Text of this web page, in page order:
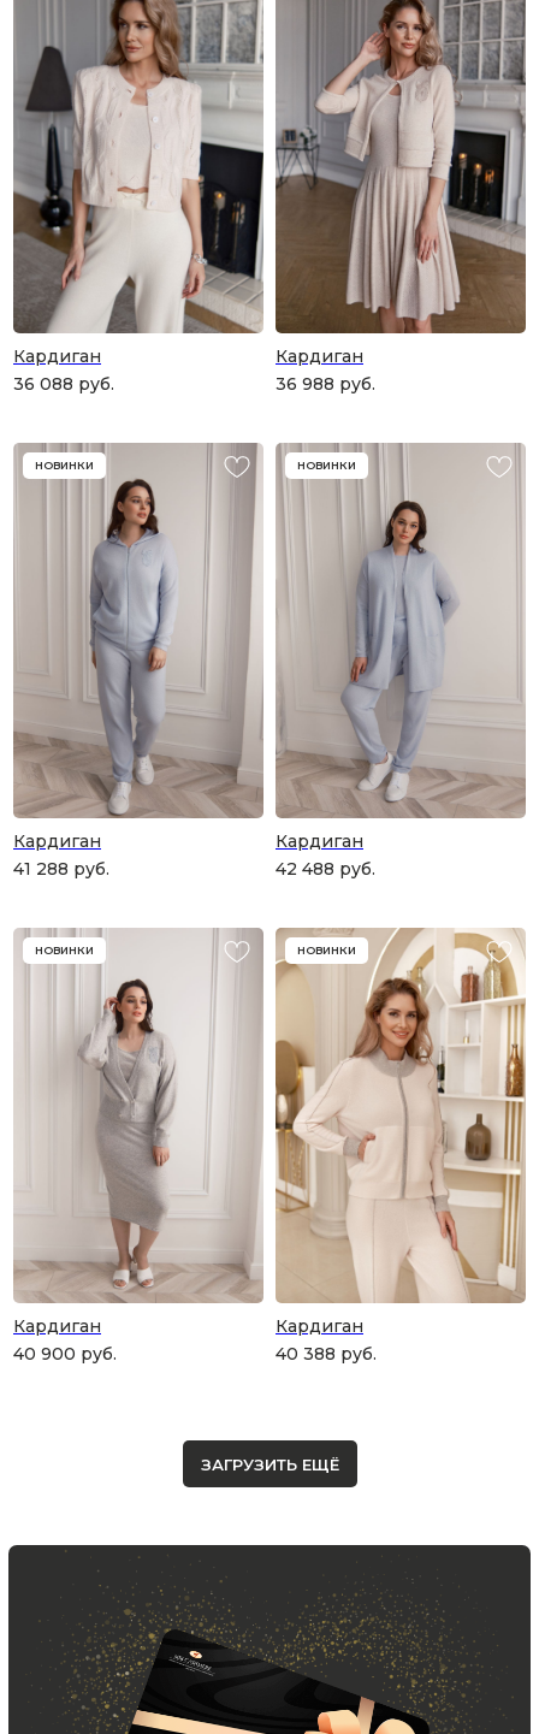
Кардиган
36 088 руб.
Кардиган
36 988 руб.
НОВИНКИ
Кардиган
41 288 руб.
НОВИНКИ
Кардиган
42 488 руб.
НОВИНКИ
Кардиган
40 900 руб.
НОВИНКИ
Кардиган
40 388 руб.
ЗАГРУЗИТЬ ЕЩЁ
ПОДАРОЧНАЯ КАРТА
Что может быть лучше подарка,
сделанного с любовью, теплом
и рассчитанного на долгие годы?
КУПИТЬ КАРТУ
на Телеграм канал
Хотите быть в курсе всех новинок
и акций, подпишитесь на email рассылку
MIR CASHMERE Official